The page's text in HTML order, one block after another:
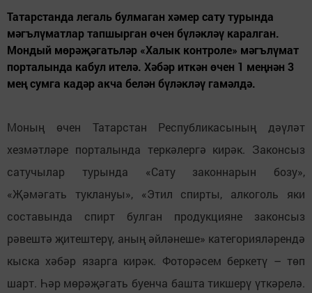
Татарстанда легаль булмаган хәмер сату турында
мәгълүматлар тапшырган өчен бүләкләү каралган.
Мондый мөрәҗәгатьләр «Халык контроле» мәгълүмат
порталында кабул ителә. Хәбәр иткән өчен 1 меңнән 3
мең сумга кадәр акча белән бүләкләү гамәлдә.
Моның өчен Татарстан Республикасының дәүләт
хезмәтләре порталында теркәлергә кирәк. Законсыз
сатучылар турында «Сату законнарын бозу»,
«Җәмәгать туклануы», «Этил спирты, алкоголь яки
составында спирт булган продукцияне законсыз
рәвештә җитештерү, аның әйләнеше» категорияләрендә
кыска хәбәр язарга кирәк. Фоторәсем беркетү – төп
шарт. Һәр мөрәҗәгать буенча башта тикшерү үткәрелә.